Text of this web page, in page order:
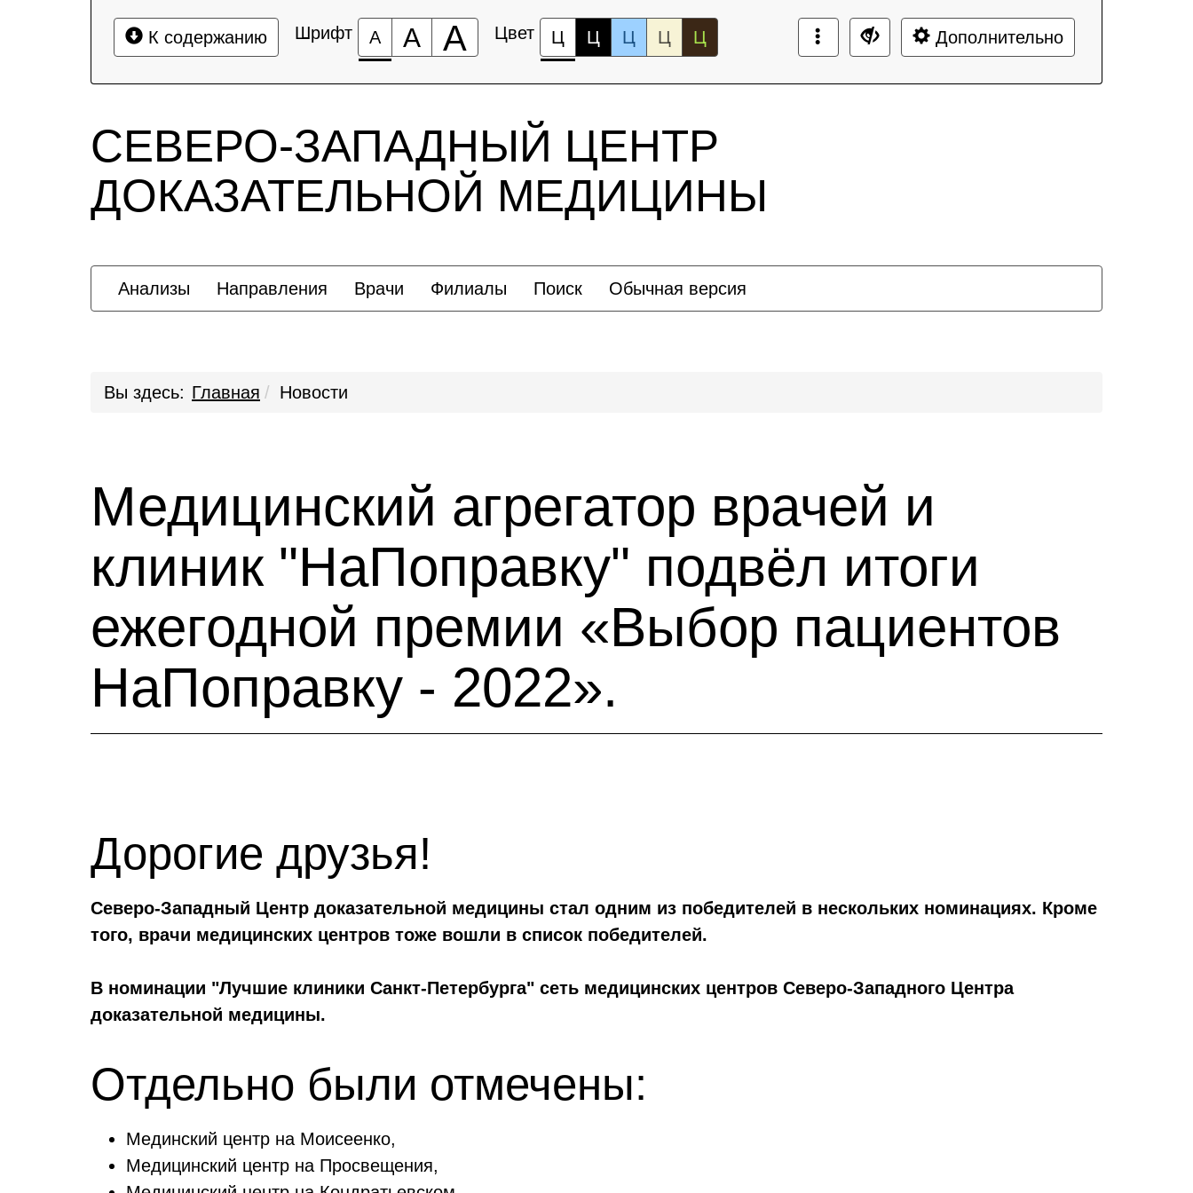
К содержанию Шрифт А А А Цвет Ц Ц Ц Ц Ц Дополнительно
СЕВЕРО-ЗАПАДНЫЙ ЦЕНТР
ДОКАЗАТЕЛЬНОЙ МЕДИЦИНЫ
Анализы Направления Врачи Филиалы Поиск Обычная версия
Вы здесь: Главная Новости
Медицинский агрегатор врачей и
клиник "НаПоправку" подвёл итоги
ежегодной премии «Выбор пациентов
НаПоправку - 2022».
Дорогие друзья!
Северо-Западный Центр доказательной медицины стал одним из победителей в нескольких номинациях. Кроме
того, врачи медицинских центров тоже вошли в список победителей.
В номинации "Лучшие клиники Санкт-Петербурга" сеть медицинских центров Северо-Западного Центра
доказательной медицины.
Отдельно были отмечены:
Мединский центр на Моисеенко,
Медицинский центр на Просвещения,